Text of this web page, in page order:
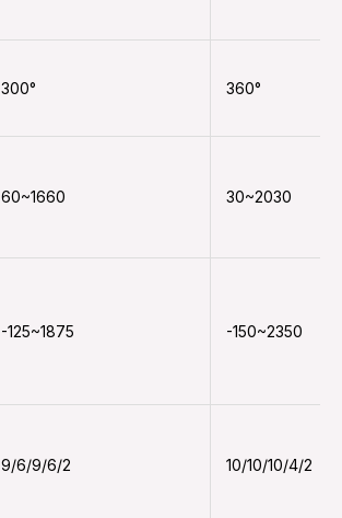
300° 360°
60~1660 30~2030
-125~1875 -150~2350
9/6/9/6/2 10/10/10/4/2